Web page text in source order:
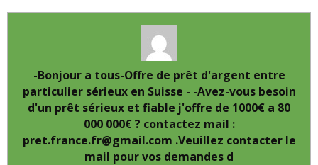
-Bonjour a tous-Offre de prêt d'argent entre
particulier sérieux en Suisse - -Avez-vous besoin
d'un prêt sérieux et fiable j'offre de 1000€ a 80
000 000€ ? contactez mail :
pret.france.fr@gmail.com .Veuillez contacter le
mail pour vos demandes d